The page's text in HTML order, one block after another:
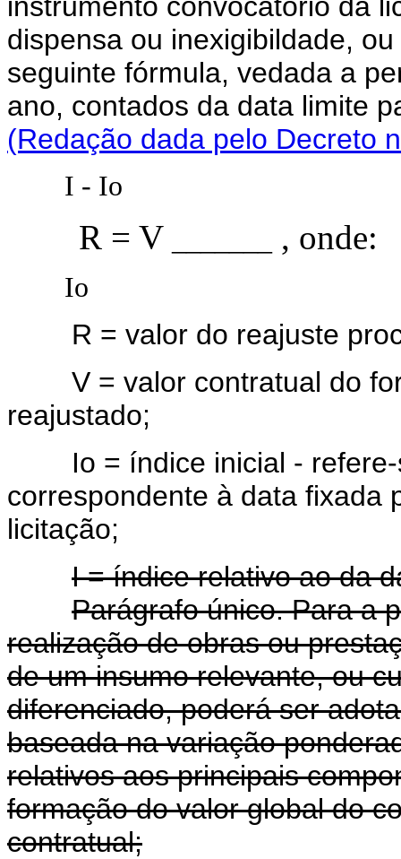
dispensa ou inexigibildade,
seguinte fórmula, vedada a
ano, contados da data limite
(Redação dada pelo Decreto
I - Io
R = V , onde:
Io
R = valor do reajuste
V = valor contratual do
reajustado;
Io = índice inicial - refere-
correspondente à data fixada
licitação;
I = índice relativo ao da
Parágrafo único. Para a
realização de obras ou
de um insumo relevante, ou
diferenciado, poderá ser
baseada na variação
relativos aos principais
formação do valor global do
contratual;